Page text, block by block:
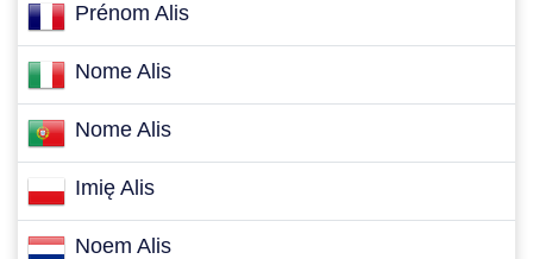
Prénom Alis
Nome Alis
Nome Alis
Imię Alis
Noem Alis